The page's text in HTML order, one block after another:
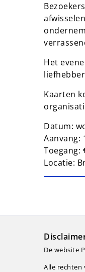
Het
Kaarten
Datum:
Aanvang:
Toegang:
Locatie:
De website
Alle rechten